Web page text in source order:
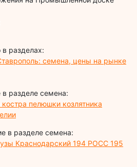
разделах:
семена, цены на рынке
разделе семена:
пелюшки козлятника
в разделе семена:
Краснодарский 194 РОСС 195